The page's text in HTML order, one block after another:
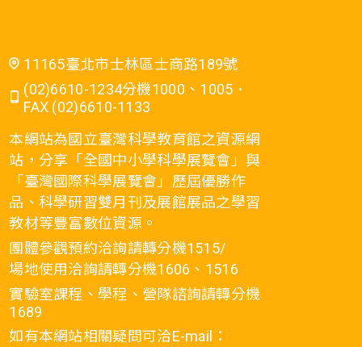
11165臺北市士林區士商路189號
(02)6610-1234分機1000、1005．
FAX (02)6610-1133
本網站為國立臺灣科學教育館之資源網
站，分享「全國中小學科學展覽會」與
「臺灣國際科學展覽會」歷屆優勝作
品、科學研習雙月刊及展館展品之學習
教材等豐富數位資源。
團體參觀預約洽詢請轉分機1515/
場地使用洽詢請轉分機1606、1516
實驗室課程、學程、營隊諮詢請轉分機
1689
如有本網站相關疑問可洽E-mail：